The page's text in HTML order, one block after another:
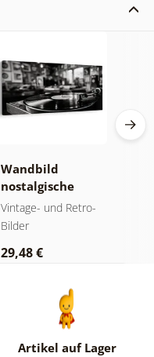
Wandbild
nostalgische
Musikatmosphäre
Vintage- und Retro-
Bilder
29,48 €
Artikel auf Lager